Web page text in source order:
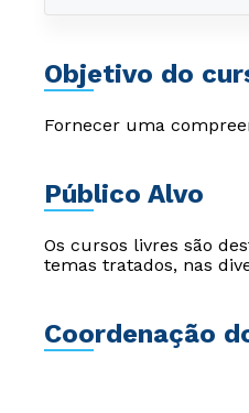
Objetivo do
Fornecer uma
Público Alvo
Os cursos livres são
temas tratados, nas
Coordenação